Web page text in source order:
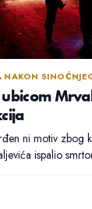
NAKON
ni motiv zbog
ispalio